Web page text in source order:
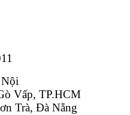
Minh
Đình, Hà Nội
Gò Vấp, TP.HCM
Đà Nẵng